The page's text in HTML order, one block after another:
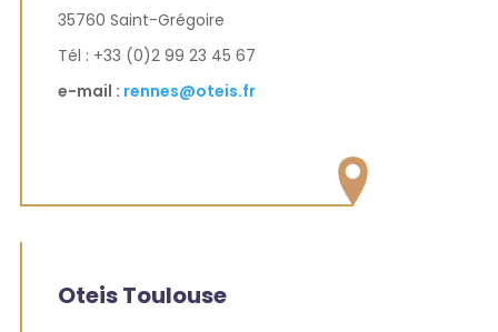
35760 Saint-Grégoire
Tél : +33 (0)2 99 23 45 67
e-mail : rennes@oteis.fr
Oteis Toulouse